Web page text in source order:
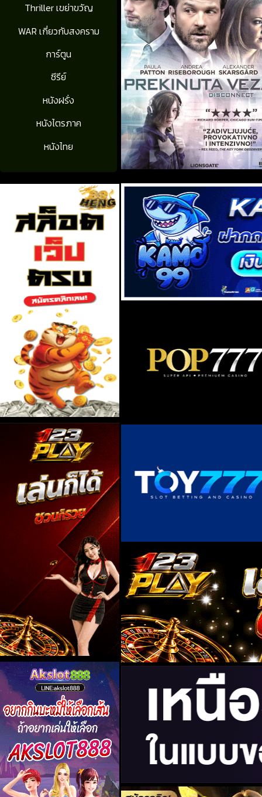
Thriller เขย่าขวัญ
WAR เกี่ยวกับสงคราม
การ์ตูน
ซีรีย์
หนังฝรั่ง
หนังไตรภาค
หนังไทย